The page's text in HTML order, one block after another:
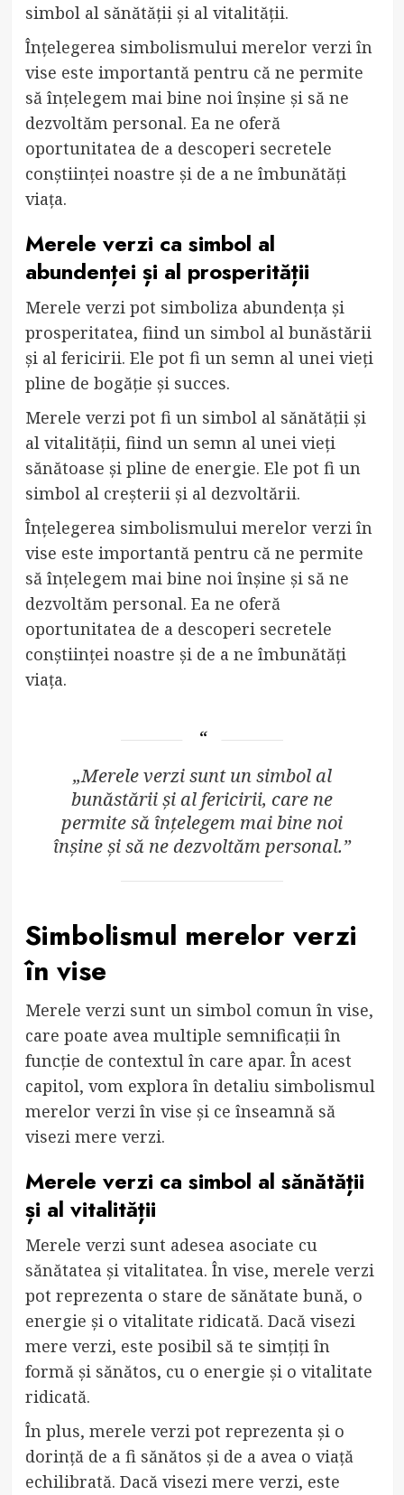
simbol al sănătății și al vitalității.
Înțelegerea simbolismului merelor verzi în
vise este importantă pentru că ne permite
să înțelegem mai bine noi înșine și să ne
dezvoltăm personal. Ea ne oferă
oportunitatea de a descoperi secretele
conștiinței noastre și de a ne îmbunătăți
viața.
Merele verzi ca simbol al
abundenței și al prosperității
Merele verzi pot simboliza abundența și
prosperitatea, fiind un simbol al bunăstării
și al fericirii. Ele pot fi un semn al unei vieți
pline de bogăție și succes.
Merele verzi pot fi un simbol al sănătății și
al vitalității, fiind un semn al unei vieți
sănătoase și pline de energie. Ele pot fi un
simbol al creșterii și al dezvoltării.
Înțelegerea simbolismului merelor verzi în
vise este importantă pentru că ne permite
să înțelegem mai bine noi înșine și să ne
dezvoltăm personal. Ea ne oferă
oportunitatea de a descoperi secretele
conștiinței noastre și de a ne îmbunătăți
viața.
„Merele verzi sunt un simbol al
bunăstării și al fericirii, care ne
permite să înțelegem mai bine noi
înșine și să ne dezvoltăm personal.”
Simbolismul merelor verzi
în vise
Merele verzi sunt un simbol comun în vise,
care poate avea multiple semnificații în
funcție de contextul în care apar. În acest
capitol, vom explora în detaliu simbolismul
merelor verzi în vise și ce înseamnă să
visezi mere verzi.
Merele verzi ca simbol al sănătății
și al vitalității
Merele verzi sunt adesea asociate cu
sănătatea și vitalitatea. În vise, merele verzi
pot reprezenta o stare de sănătate bună, o
energie și o vitalitate ridicată. Dacă visezi
mere verzi, este posibil să te simțiți în
formă și sănătos, cu o energie și o vitalitate
ridicată.
În plus, merele verzi pot reprezenta și o
dorință de a fi sănătos și de a avea o viață
echilibrată. Dacă visezi mere verzi, este